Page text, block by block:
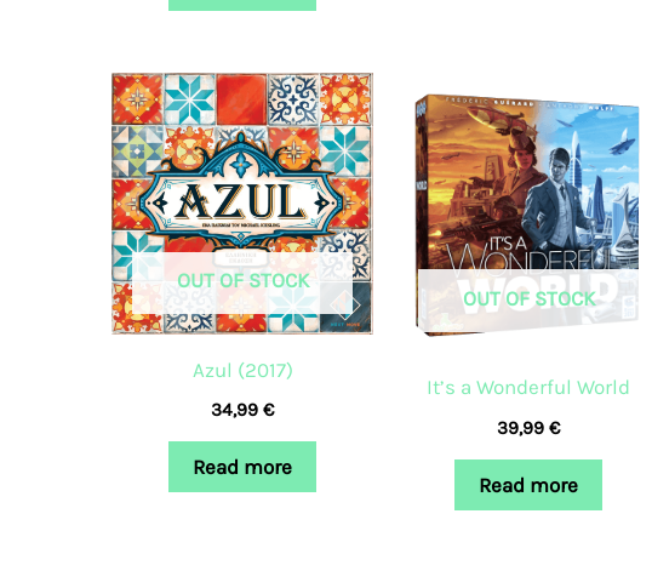
OUT OF STOCK
Azul (2017)
34,99 €
Read more
OUT OF STOCK
It’s a Wonderful World
39,99 €
Read more